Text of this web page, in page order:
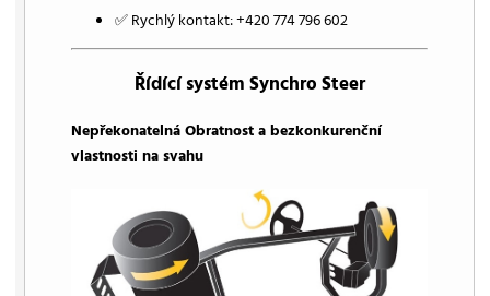
✅ Rychlý kontakt: +420 774 796 602
Řídící systém Synchro Steer
Nepřekonatelná Obratnost a bezkonkurenční
vlastnosti na svahu